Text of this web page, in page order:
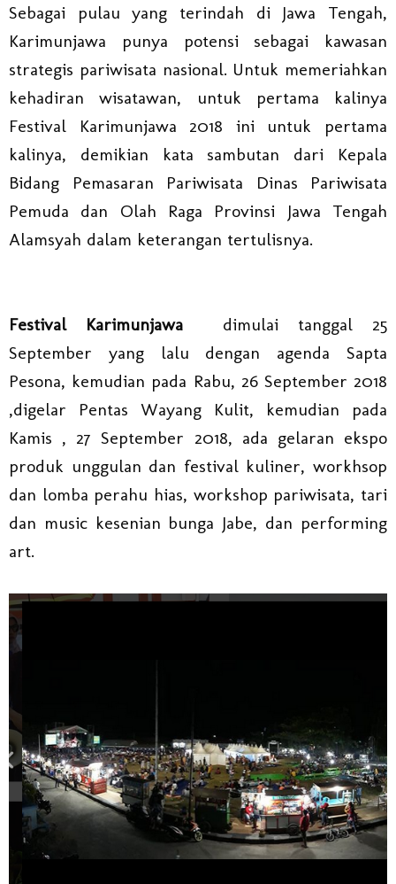
Sebagai pulau yang terindah di Jawa Tengah,
Karimunjawa punya potensi sebagai kawasan
strategis pariwisata nasional. Untuk memeriahkan
kehadiran wisatawan, untuk pertama kalinya
Festival Karimunjawa 2018 ini untuk pertama
kalinya, demikian kata sambutan dari Kepala
Bidang Pemasaran Pariwisata Dinas Pariwisata
Pemuda dan Olah Raga Provinsi Jawa Tengah
Alamsyah dalam keterangan tertulisnya.
Festival Karimunjawa
dimulai tanggal 25
September yang lalu dengan agenda Sapta
Pesona, kemudian pada Rabu, 26 September 2018
,digelar Pentas Wayang Kulit, kemudian pada
Kamis , 27 September 2018, ada gelaran ekspo
produk unggulan dan festival kuliner, workhsop
dan lomba perahu hias, workshop pariwisata, tari
dan music kesenian bunga Jabe, dan performing
art.